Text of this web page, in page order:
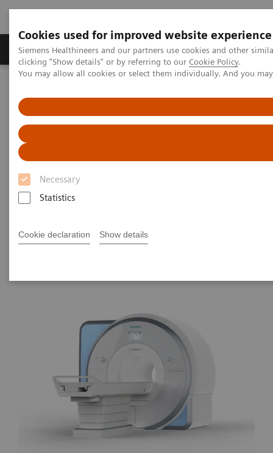
Cookies used for improved website experience
Siemens Healthineers and our partners use cookies and other
clicking "Show details" or by referring to our Cookie Policy.
You may allow all cookies or select them individually. And you
Necessary
Statistics
Cookie declaration Show details
Продукты и решения Клинические
Магнитно-резонансная томография
МР-системы 3 Тл
MAGNETOM Skyra
MAGNETOM Skyra